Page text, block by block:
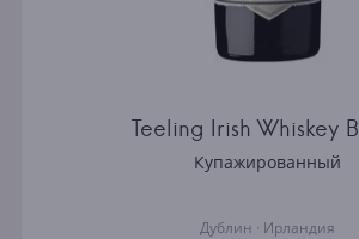
Teeling Irish Whiskey
Купажированный
Дублин · Ирландия